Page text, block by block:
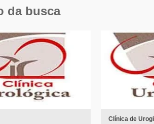
da busca
Clínica de